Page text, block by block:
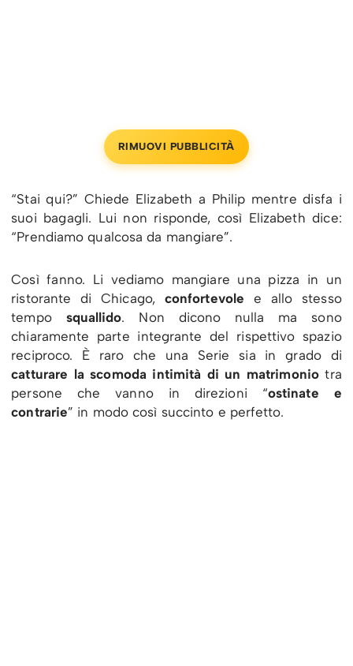
RIMUOVI PUBBLICITÀ
“Stai qui?” Chiede Elizabeth a Philip mentre disfa i
suoi bagagli. Lui non risponde, così Elizabeth dice:
“Prendiamo qualcosa da mangiare”.
Così fanno. Li vediamo mangiare una pizza in un
ristorante di Chicago,confortevole e allo stesso
tempo squallido. Non dicono nulla ma sono
chiaramente parte integrante del rispettivo spazio
reciproco. È raro che una Serie sia in grado di
catturare la scomoda intimità di un matrimoniotra
persone che vanno in direzioni “ostinate e
contrarie” in modo così succinto e perfetto.